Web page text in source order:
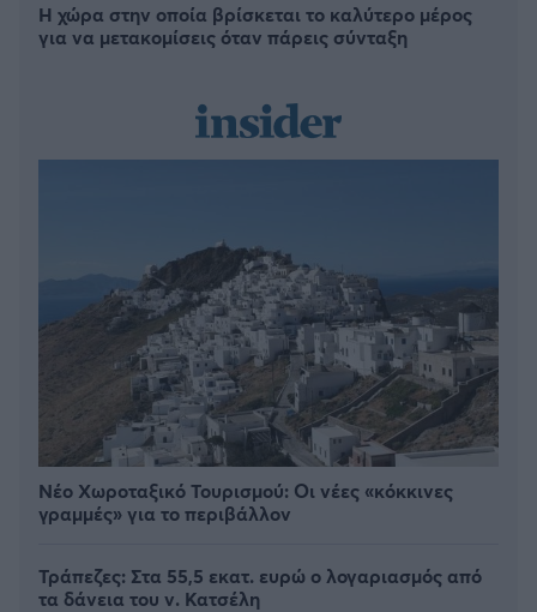
Η χώρα στην οποία βρίσκεται το καλύτερο μέρος
για να μετακομίσεις όταν πάρεις σύνταξη
Νέο Χωροταξικό Τουρισμού: Οι νέες «κόκκινες
γραμμές» για το περιβάλλον
Τράπεζες: Στα 55,5 εκατ. ευρώ ο λογαριασμός από
τα δάνεια του ν. Κατσέλη